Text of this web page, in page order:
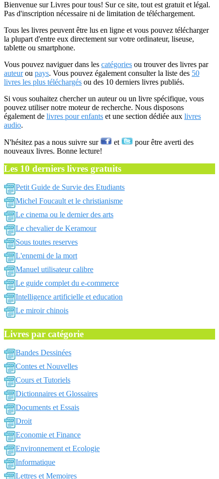
Bienvenue sur Livres pour tous! Sur ce site, tout est gratuit et légal.
Pas d'inscription nécessaire ni de limitation de téléchargement.
Tous les livres peuvent être lus en ligne et vous pouvez télécharger
la plupart d'entre eux directement sur votre ordinateur, liseuse,
tablette ou smartphone.
Vous pouvez naviguer dans les catégories ou trouver des livres par
auteurou pays. Vous pouvez également consulter la liste des 50
livres les plus téléchargés ou des 10 derniers livres publiés.
Si vous souhaitez chercher un auteur ou un livre spécifique, vous
pouvez utiliser notre moteur de recherche. Nous disposons
également de livres pour enfants et une section dédiée aux livres
audio.
N'hésitez pas a nous suivre sur et
pour être averti des
nouveaux livres. Bonne lecture!
Les 10 derniers livres gratuits
Petit Guide de Survie des Etudiants
Michel Foucault et le christianisme
Le cinema ou le dernier des arts
Le chevalier de Keramour
Sous toutes reserves
L'ennemi de la mort
Manuel utilisateur calibre
Le guide complet du e-commerce
Intelligence artificielle et education
Le miroir chinois
Livres par catégorie
Bandes Dessinées
Contes et Nouvelles
Cours et Tutoriels
Dictionnaires et Glossaires
Documents et Essais
Droit
Economie et Finance
Environnement et Ecologie
Informatique
Lettres et Memoires